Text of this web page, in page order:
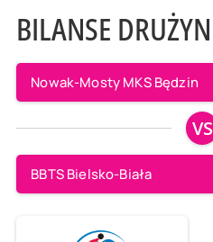
BILANSE DRUŻYN
Nowak-Mosty MKS Będzin
VS
BBTS Bielsko-Biała